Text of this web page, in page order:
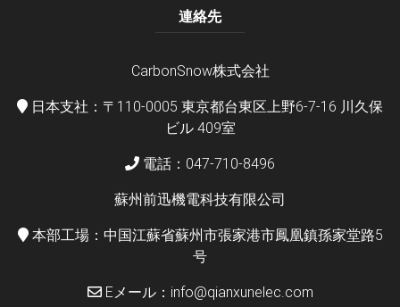
連絡先
CarbonSnow株式会社
日本支社：〒110-0005 東京都台東区上野6-7-16 川久保
ビル 409室
電話：047-710-8496
蘇州前迅機電科技有限公司
本部工場：中国江蘇省蘇州市張家港市鳳凰鎮孫家堂路5
号
Eメール：info@qianxunelec.com